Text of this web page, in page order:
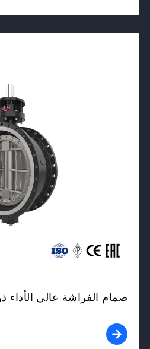
صمام الفراشة عالي الأداء ذو